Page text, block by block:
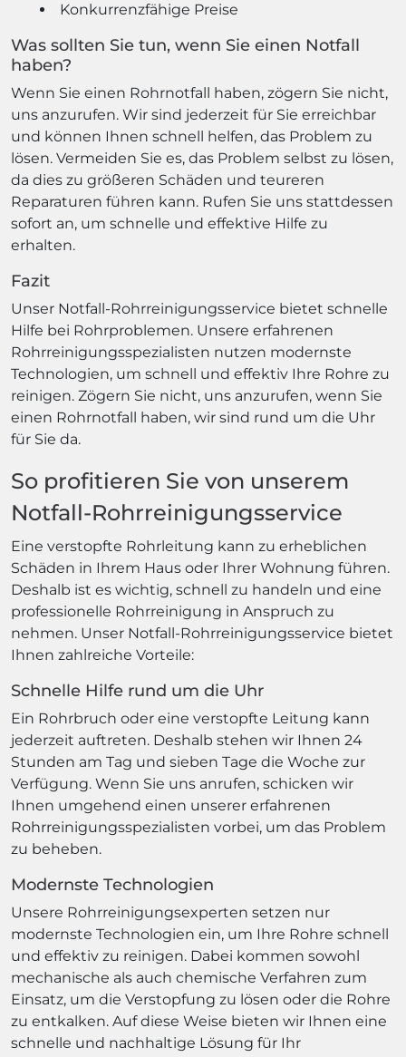
Konkurrenzfähige Preise
Was sollten Sie tun, wenn Sie einen Notfall
haben?
Wenn Sie einen Rohrnotfall haben, zögern Sie nicht,
uns anzurufen. Wir sind jederzeit für Sie erreichbar
und können Ihnen schnell helfen, das Problem zu
lösen. Vermeiden Sie es, das Problem selbst zu lösen,
da dies zu größeren Schäden und teureren
Reparaturen führen kann. Rufen Sie uns stattdessen
sofort an, um schnelle und effektive Hilfe zu
erhalten.
Fazit
Unser Notfall-Rohrreinigungsservice bietet schnelle
Hilfe bei Rohrproblemen. Unsere erfahrenen
Rohrreinigungsspezialisten nutzen modernste
Technologien, um schnell und effektiv Ihre Rohre zu
reinigen. Zögern Sie nicht, uns anzurufen, wenn Sie
einen Rohrnotfall haben, wir sind rund um die Uhr
für Sie da.
So profitieren Sie von unserem
Notfall-Rohrreinigungsservice
Eine verstopfte Rohrleitung kann zu erheblichen
Schäden in Ihrem Haus oder Ihrer Wohnung führen.
Deshalb ist es wichtig, schnell zu handeln und eine
professionelle Rohrreinigung in Anspruch zu
nehmen. Unser Notfall-Rohrreinigungsservice bietet
Ihnen zahlreiche Vorteile:
Schnelle Hilfe rund um die Uhr
Ein Rohrbruch oder eine verstopfte Leitung kann
jederzeit auftreten. Deshalb stehen wir Ihnen 24
Stunden am Tag und sieben Tage die Woche zur
Verfügung. Wenn Sie uns anrufen, schicken wir
Ihnen umgehend einen unserer erfahrenen
Rohrreinigungsspezialisten vorbei, um das Problem
zu beheben.
Modernste Technologien
Unsere Rohrreinigungsexperten setzen nur
modernste Technologien ein, um Ihre Rohre schnell
und effektiv zu reinigen. Dabei kommen sowohl
mechanische als auch chemische Verfahren zum
Einsatz, um die Verstopfung zu lösen oder die Rohre
zu entkalken. Auf diese Weise bieten wir Ihnen eine
schnelle und nachhaltige Lösung für Ihr